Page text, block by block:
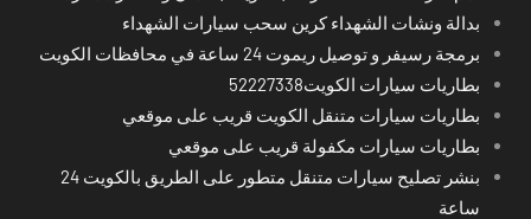
بدالة ونشات الشهداء كرين سحب سيارات الشهداء
برمجة رسيفر و توصيل ريموت 24 ساعة في محافظات الكويت
بطاريات سيارات الكويت52227338
بطاريات سيارات متنقل الكويت قريب على موقعي
بطاريات سيارات مكفولة قريب على موقعي
بنشر تصليح سيارات متنقل متطور على الطريق بالكويت 24
ساعة